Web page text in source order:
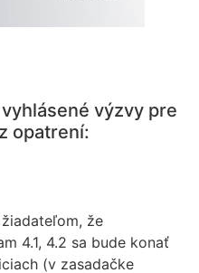
výzvy pre
opatrení:
že
4.1, 4.2 sa bude konať
(v zasadačke